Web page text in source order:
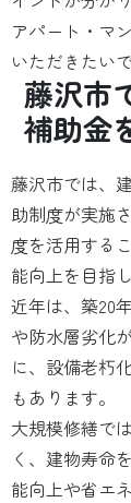
アパート・マ
いただきたいで
藤沢市
補助金
藤沢市では、
助制度が実施
度を活用する
能向上を目指
近年は、築20
や防水層劣化
に、設備老朽
もあります。
大規模修繕で
く、建物寿命
能向上や省エ